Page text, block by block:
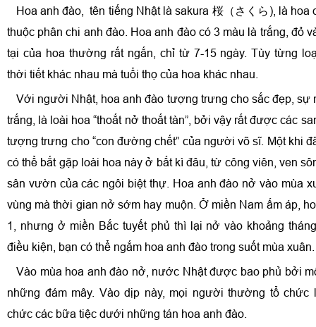
Hoa anh đào, tên tiếng Nhật là sakura 桜（さくら), là hoa
thuộc phân chi anh đào. Hoa anh đào có 3 màu là trắng, đỏ
tại của hoa thường rất ngắn, chỉ từ 7-15 ngày. Tùy từng
thời tiết khác nhau mà tuổi thọ của hoa khác nhau.
Với người Nhật, hoa anh đào tượng trưng cho sắc đẹp, sự
trắng, là loài hoa “thoắt nở thoắt tàn”, bởi vậy rất được các
tượng trưng cho “con đường chết” của người võ sĩ. Một khi
có thể bắt gặp loài hoa này ở bất kì đâu, từ công viên, ven
sân vườn của các ngôi biệt thự. Hoa anh đào nở vào mùa
vùng mà thời gian nở sớm hay muộn. Ở miền Nam ấm áp,
1, nhưng ở miền Bắc tuyết phủ thì lại nở vào khoảng
điều kiện, bạn có thể ngắm hoa anh đào trong suốt mùa xuân.
Vào mùa hoa anh đào nở, nước Nhật được bao phủ bởi
những đám mây. Vào dịp này, mọi người thường tổ chức
chức các bữa tiệc dưới những tán hoa anh đào.